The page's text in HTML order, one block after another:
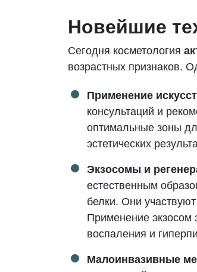
Новейшие
Сегодня косметология
возрастных признаков.
Применение
консультаций и
оптимальные зоны
эстетических
Экзосомы и
естественным
белки. Они
Применение экзосом
воспаления и
Малоинвазивные